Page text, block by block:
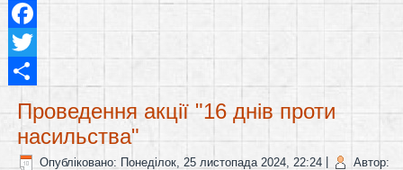
Facebook
Twitter
Проведення акції "16 днів проти
насильства"
Опубліковано: Понеділок, 25 листопада 2024, 22:24
Автор: